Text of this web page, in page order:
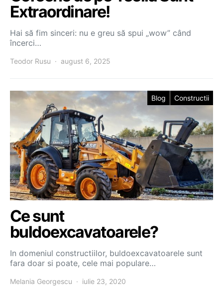
Extraordinare!
Hai să fim sinceri: nu e greu să spui „wow” când
încerci…
Teodor Rusu august 6, 2025
Blog Constructii
Ce sunt
buldoexcavatoarele?
In domeniul constructiilor, buldoexcavatoarele sunt
fara doar si poate, cele mai populare…
Melania Georgescu iulie 23, 2020